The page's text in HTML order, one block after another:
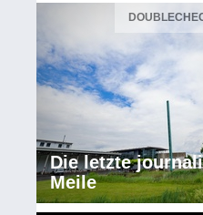
Die letzte
Meile